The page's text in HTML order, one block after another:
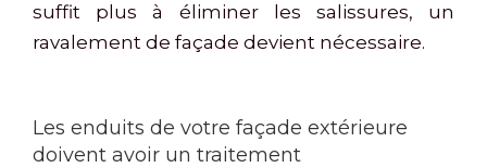
suffit plus à éliminer les salissures, un
ravalement de façade devient nécessaire.
Les enduits de votre façade extérieure
doivent avoir un traitement